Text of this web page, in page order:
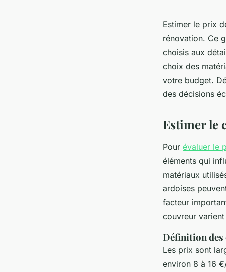
Estimer le prix
rénovation. Ce
choisis aux
choix des
votre budget.
des décisions
Estimer le
Pour évaluer le
éléments qui
matériaux
ardoises
facteur
couvreur
Définition des
Les prix sont
environ 8 à 16